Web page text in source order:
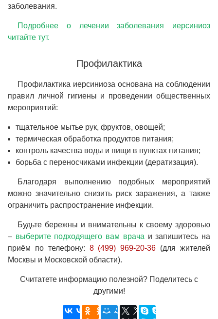
заболевания.
Подробнее о лечении заболевания иерсиниоз
читайте тут.
Профилактика
Профилактика иерсиниоза основана на соблюдении
правил личной гигиены и проведении общественных
мероприятий:
тщательное мытье рук, фруктов, овощей;
термическая обработка продуктов питания;
контроль качества воды и пищи в пунктах питания;
борьба с переносчиками инфекции (дератизация).
Благодаря выполнению подобных мероприятий
можно значительно снизить риск заражения, а также
ограничить распространение инфекции.
Будьте бережны и внимательны к своему здоровью
– выберите подходящего вам врача и запишитесь на
приём по телефону: 8 (499) 969-20-36 (для жителей
Москвы и Московской области).
Считатете информацию полезной? Поделитесь с
другими!